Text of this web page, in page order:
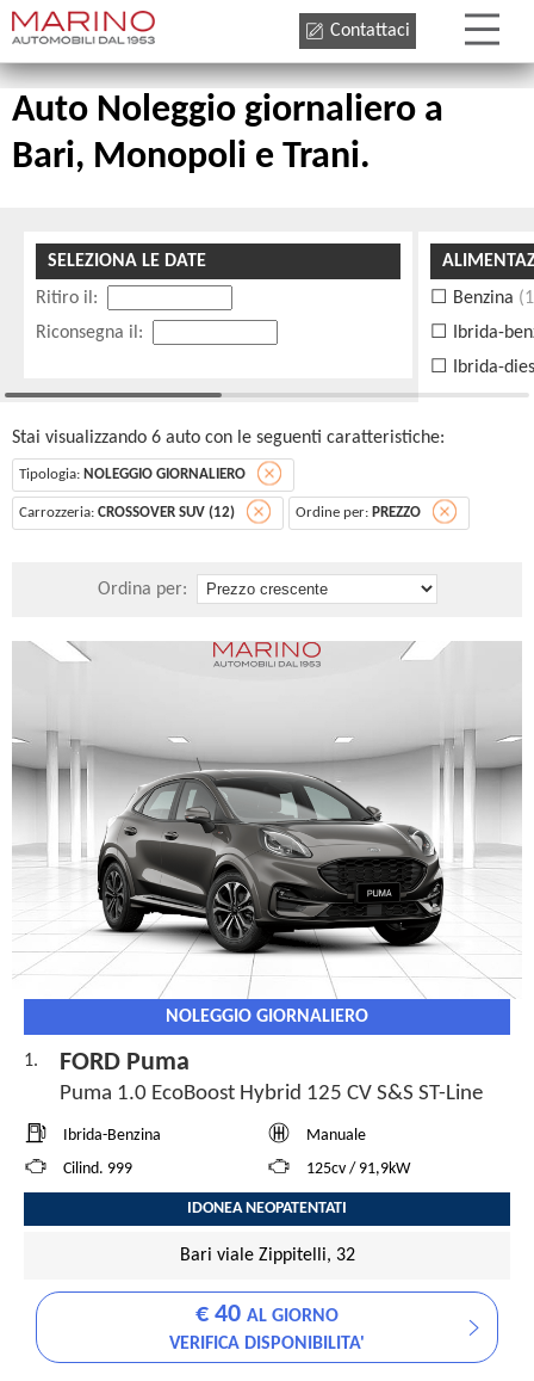
Contattaci
Auto Noleggio giornaliero a
Bari, Monopoli e Trani.
SELEZIONA LE DATE
Ritiro il:
Riconsegna il:
Benzina
Ibrida-
Ibrida-
Stai visualizzando 6 auto con le seguenti caratteristiche:
Tipologia: NOLEGGIO GIORNALIERO
Carrozzeria: CROSSOVER SUV (12) Ordine per: PREZZO
Ordina per:
NOLEGGIO GIORNALIERO
1. FORD Puma
Puma 1.0 EcoBoost Hybrid 125 CV S&S ST-Line
Ibrida-Benzina
Manuale
Cilind. 999
125cv / 91,9kW
IDONEA NEOPATENTATI
Bari viale Zippitelli, 32
€ 40 AL GIORNO
VERIFICA DISPONIBILITA'